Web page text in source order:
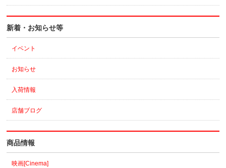
新着・お知らせ等
イベント
お知らせ
入荷情報
店舗ブログ
商品情報
映画[Cinema]